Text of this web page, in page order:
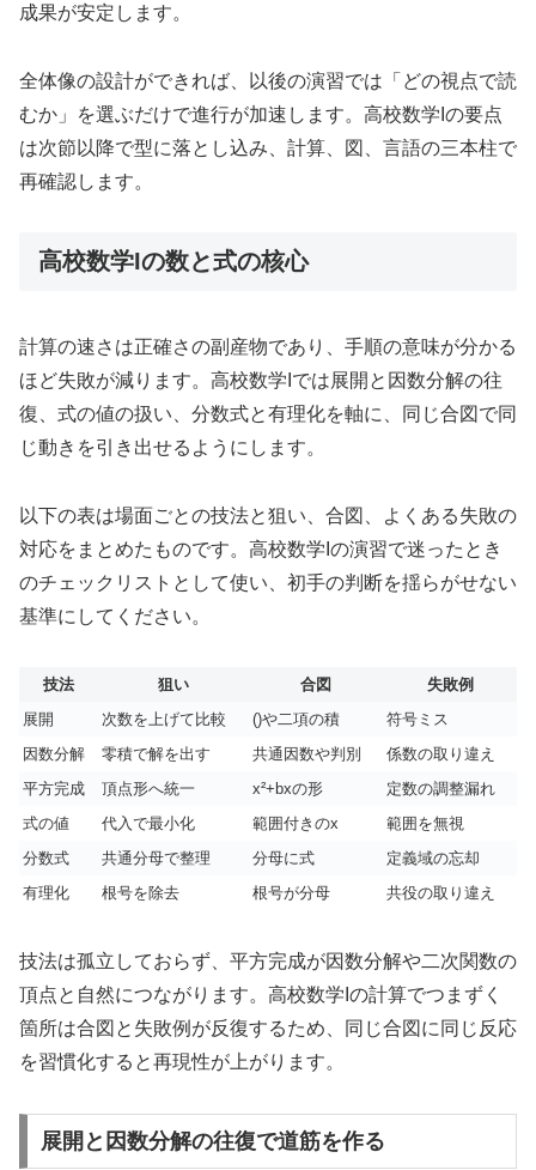
成果が安定します。
全体像の設計ができれば、以後の演習では「どの視点で読
むか」を選ぶだけで進行が加速します。高校数学Iの要点
は次節以降で型に落とし込み、計算、図、言語の三本柱で
再確認します。
高校数学Iの数と式の核心
計算の速さは正確さの副産物であり、手順の意味が分かる
ほど失敗が減ります。高校数学Iでは展開と因数分解の往
復、式の値の扱い、分数式と有理化を軸に、同じ合図で同
じ動きを引き出せるようにします。
以下の表は場面ごとの技法と狙い、合図、よくある失敗の
対応をまとめたものです。高校数学Iの演習で迷ったとき
のチェックリストとして使い、初手の判断を揺らがせない
基準にしてください。
技法 狙い 合図
失敗例
展開
次数を上げて比較 ()や二項の積
符号ミス
因数分解
零積で解を出す 共通因数や判別
係数の取り違え
平方完成
頂点形へ統一 x²+bxの形
定数の調整漏れ
式の値
代入で最小化 範囲付きのx
範囲を無視
分数式
共通分母で整理 分母に式
定義域の忘却
有理化
根号を除去 根号が分母 共役の取り違え
技法は孤立しておらず、平方完成が因数分解や二次関数の
頂点と自然につながります。高校数学Iの計算でつまずく
箇所は合図と失敗例が反復するため、同じ合図に同じ反応
を習慣化すると再現性が上がります。
展開と因数分解の往復で道筋を作る